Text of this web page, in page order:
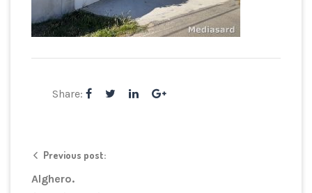
Share:
Previous post:
Alghero.